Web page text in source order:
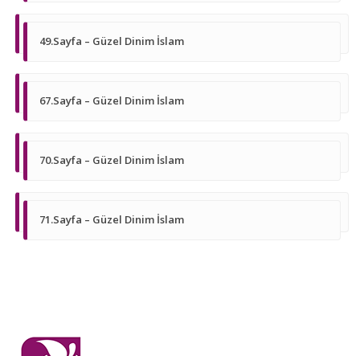
49.Sayfa – Güzel Dinim İslam
67.Sayfa – Güzel Dinim İslam
70.Sayfa – Güzel Dinim İslam
71.Sayfa – Güzel Dinim İslam